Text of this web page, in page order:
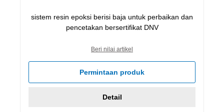
sistem resin epoksi berisi baja untuk perbaikan dan
pencetakan bersertifikat DNV
Beri nilai artikel
Permintaan produk
Detail